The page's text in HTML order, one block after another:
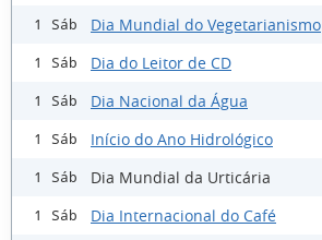
1 Sáb Dia Mundial do Vegetarianismo
1 Sáb Dia do Leitor de CD
1 Sáb Dia Nacional da Água
1 Sáb Início do Ano Hidrológico
1 Sáb Dia Mundial da Urticária
1 Sáb Dia Internacional do Café